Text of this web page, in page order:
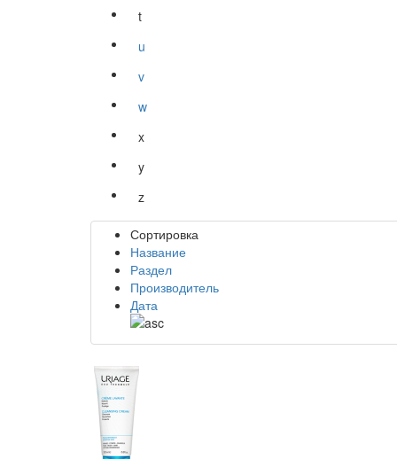
t
u
v
w
x
y
z
Сортировка
Название
Раздел
Производитель
Дата